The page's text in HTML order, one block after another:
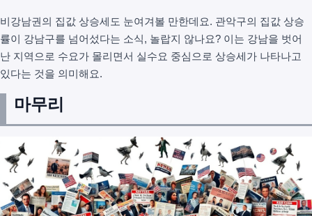
비강남권의 집값 상승세도 눈여겨볼 만한데요. 관악구의 집값 상승
률이 강남구를 넘어섰다는 소식, 놀랍지 않나요? 이는 강남을 벗어
난 지역으로 수요가 몰리면서 실수요 중심으로 상승세가 나타나고
있다는 것을 의미해요.
마무리